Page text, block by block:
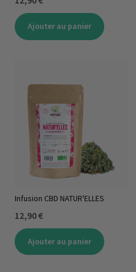
Ajouter au panier
Infusion CBD NATUR'ELLES
12,90 €
Ajouter au panier